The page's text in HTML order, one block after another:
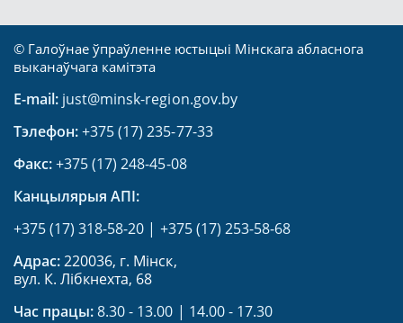
© Галоўнае ўпраўленне юстыцыі Мінскага абласнога
выканаўчага камітэта
Адрас:220036, г. Мінск,
вул. К. Лібкнехта, 68
Час працы:8.30 - 13.00 | 14.00 - 17.30
E-mail: just@minsk-region.gov.by
Тэлефон:+375 (17) 235-77-33
Факс:+375 (17) 248-45-08
Канцылярыя АПI:
+375 (17) 318-58-20 | +375 (17) 253-58-68